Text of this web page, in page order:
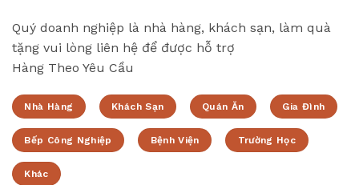
Quý doanh nghiệp là nhà hàng, khách sạn, làm quà
tặng vui lòng liên hệ để được hỗ trợ
Hàng Theo Yêu Cầu
Nhà Hàng Khách Sạn Quán Ăn Gia Đình
Bếp Công Nghiệp Bệnh Viện Trường Học
Khác